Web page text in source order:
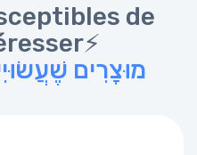
de
מוּצָרִים